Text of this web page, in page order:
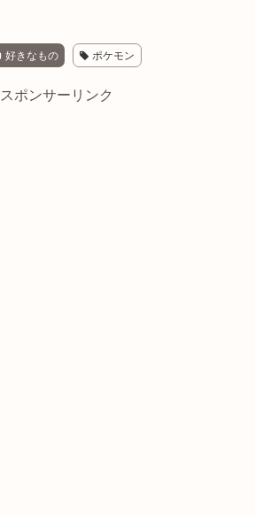
好きなもの ポケモン
スポンサーリンク